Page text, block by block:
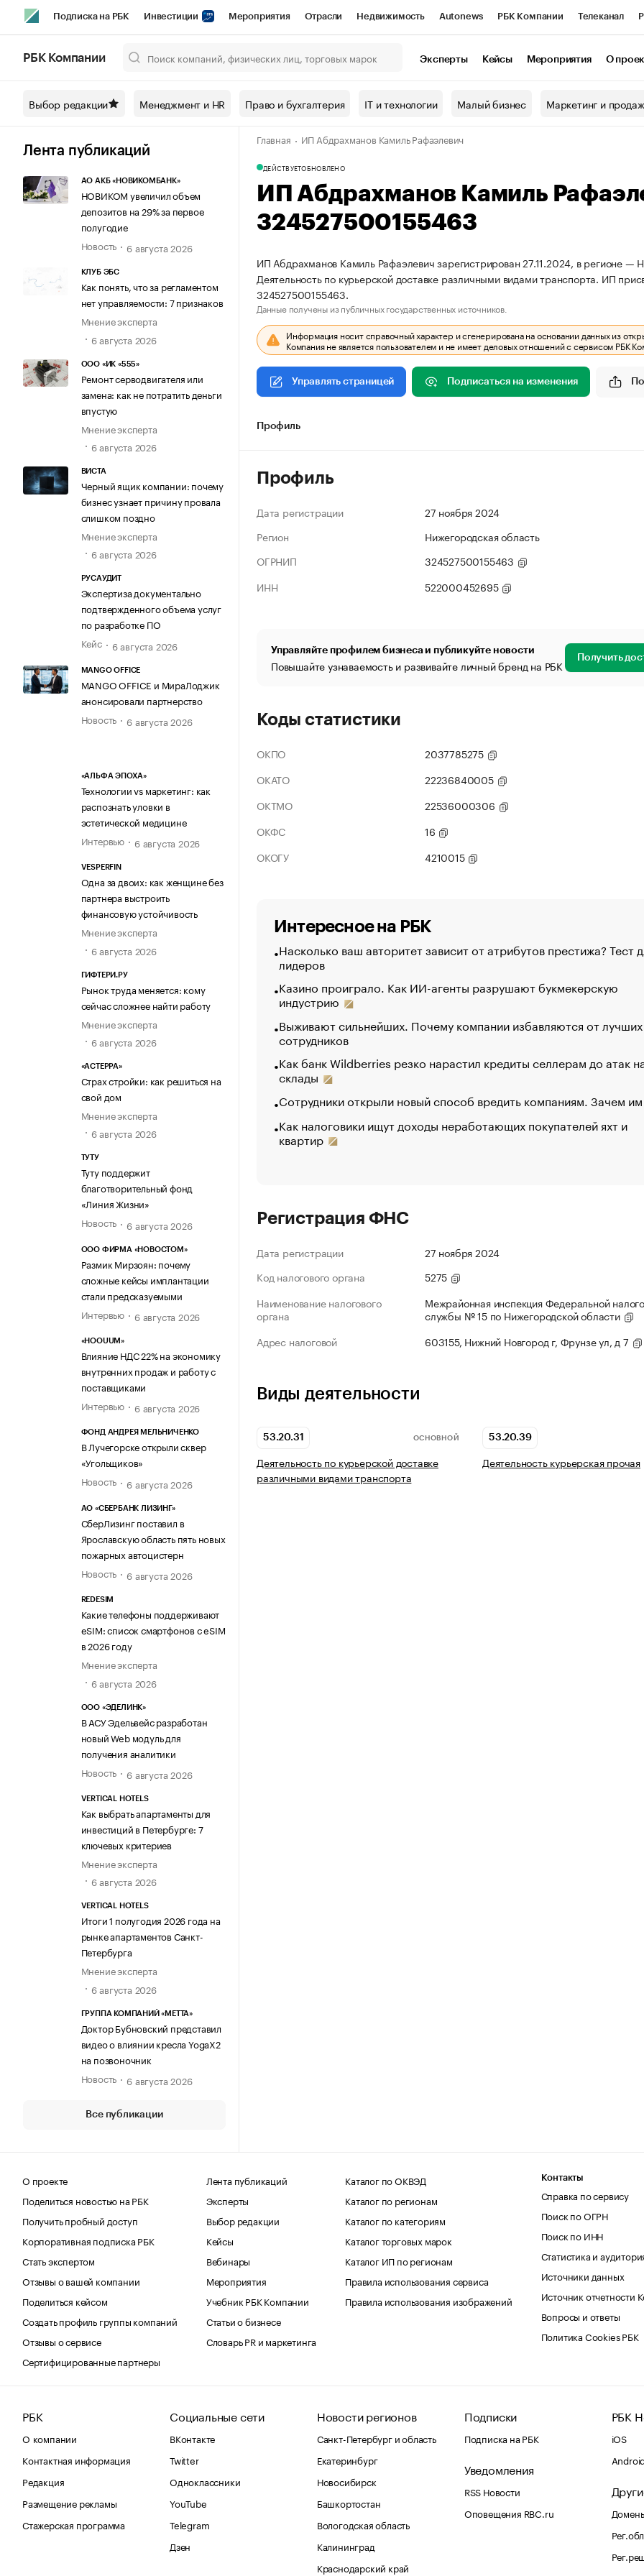
Подписка на РБК Инвестиции Мероприятия Отрасли Недвижимость Autonews РБК Компании Телеканал
Спецпроекты СПб Конференции СПб Спецпроекты Проверка контрагентов
Технологии и медиа Рынок наличной валюты
РБК Компании Эксперты Кейсы Мероприятия О
Выбор редакции Менеджмент и HR Право и бухгалтерия IT и технологии Малый бизнес Маркетинг и
Лента публикаций
АО АКБ «НОВИКОМБАНК»
НОВИКОМ увеличил объем
депозитов на 29% за первое
полугодие
Новость
6 августа 2026
КЛУБ ЭБС
Как понять, что за регламентом
нет управляемости: 7 признаков
Мнение эксперта
6 августа 2026
ООО «ИК «555»
Ремонт серводвигателя или
замена: как не потратить деньги
впустую
Мнение эксперта
6 августа 2026
ВИСТА
Черный ящик компании: почему
бизнес узнает причину провала
слишком поздно
Мнение эксперта
6 августа 2026
РУСАУДИТ
Экспертиза документально
подтвержденного объема услуг
по разработке ПО
Кейс
6 августа 2026
MANGO OFFICE
MANGO OFFICE и МираЛоджик
анонсировали партнерство
Новость
6 августа 2026
«АЛЬФА ЭПОХА»
Технологии vs маркетинг: как
распознать уловки в
эстетической медицине
Интервью
6 августа 2026
VESPERFIN
Одна за двоих: как женщине без
партнера выстроить
финансовую устойчивость
Мнение эксперта
6 августа 2026
ГИФТЕРИ.РУ
Рынок труда меняется: кому
сейчас сложнее найти работу
Мнение эксперта
6 августа 2026
«АСТЕРРА»
Страх стройки: как решиться на
свой дом
Мнение эксперта
6 августа 2026
ТУТУ
Туту поддержит
благотворительный фонд
«Линия Жизни»
Новость
6 августа 2026
ООО ФИРМА «НОВОСТОМ»
Размик Мирзоян: почему
сложные кейсы имплантации
стали предсказуемыми
Интервью
6 августа 2026
«HOOUUM»
Влияние НДС 22% на экономику
внутренних продаж и работу с
поставщиками
Интервью
6 августа 2026
ФОНД АНДРЕЯ МЕЛЬНИЧЕНКО
В Лучегорске открыли сквер
«Угольщиков»
Новость
6 августа 2026
АО «СБЕРБАНК ЛИЗИНГ»
СберЛизинг поставил в
Ярославскую область пять новых
пожарных автоцистерн
Новость
6 августа 2026
REDESIM
Какие телефоны поддерживают
eSIM: список смартфонов с eSIM
в 2026 году
Мнение эксперта
6 августа 2026
ООО «ЭДЕЛИНК»
В АСУ Эдельвейс разработан
новый Web модуль для
получения аналитики
Новость
6 августа 2026
VERTICAL HOTELS
Как выбрать апартаменты для
инвестиций в Петербурге: 7
ключевых критериев
Мнение эксперта
6 августа 2026
VERTICAL HOTELS
Итоги 1 полугодия 2026 года на
рынке апартаментов Санкт-
Петербурга
Мнение эксперта
6 августа 2026
ГРУППА КОМПАНИЙ «МЕТТА»
Доктор Бубновский представил
видео о влиянии кресла YogaX2
на позвоночник
Новость
6 августа 2026
Все публикации
Главная ИП Абдрахманов Камиль Рафаэлевич
ДЕЙСТВУЕТОБНОВЛЕНО
ИП Абдрахманов Камиль
324527500155463
ИП Абдрахманов Камиль Рафаэлевич зарегистрирован 27.11.2024, в регионе —
Деятельность по курьерской доставке различными видами транспорта. ИП
324527500155463.
Данные получены из публичных государственных источников.
Информация носит справочный характер и сгенерирована на основании данных из
Компания не является пользователем и не имеет деловых отношений с сервисом РБК
Управлять страницей Подписаться на изменения
Профиль
Профиль
Дата регистрации
27 ноября 2024
Регион
Нижегородская область
ОГРНИП
324527500155463
ИНН
522000452695
Управляйте профилем бизнеса и публикуйте новости
Повышайте узнаваемость и развивайте личный бренд на РБК Получить
Коды статистики
ОКПО
2037785275
ОКАТО
22236840005
ОКТМО
22536000306
ОКФС
16
ОКОГУ
4210015
Интересное на РБК
Насколько ваш авторитет зависит от атрибутов престижа? Тест
лидеров
Казино проиграло. Как ИИ-агенты разрушают букмекерскую
индустрию
Выживают сильнейших. Почему компании избавляются от лучших
сотрудников
Как банк Wildberries резко нарастил кредиты селлерам до атак
склады
Сотрудники открыли новый способ вредить компаниям. Зачем
Как налоговики ищут доходы неработающих покупателей яхт и
квартир
Регистрация ФНС
Дата регистрации
27 ноября 2024
Код налогового органа
5275
Наименование налогового
органа
Межрайонная инспекция Федеральной
службы № 15 по Нижегородской области
Адрес налоговой
603155, Нижний Новгород г, Фрунзе ул, д 7
Виды деятельности
53.20.31 ОСНОВНОЙ
Деятельность по курьерской доставке
различными видами транспорта
53.20.39
Деятельность курьерская прочая
О проекте
Поделиться новостью на РБК
Получить пробный доступ
Корпоративная подписка РБК
Стать экспертом
Отзывы о вашей компании
Поделиться кейсом
Создать профиль группы компаний
Отзывы о сервисе
Сертифицированные партнеры
Лента публикаций
Эксперты
Выбор редакции
Кейсы
Вебинары
Мероприятия
Учебник РБК Компании
Статьи о бизнесе
Словарь PR и маркетинга
Каталог по ОКВЭД
Каталог по регионам
Каталог по категориям
Каталог торговых марок
Каталог ИП по регионам
Правила использования сервиса
Правила использования изображений
Контакты
Справка по сервису
Поиск по ОГРН
Поиск по ИНН
Статистика и
Источники данных
Источник отчетности
Вопросы и ответы
Политика Cookies РБК
РБК
О компании
Контактная информация
Редакция
Размещение рекламы
Стажерская программа
Социальные сети
ВКонтакте
Twitter
Одноклассники
YouTube
Telegram
Дзен
Новости регионов
Санкт-Петербург и область
Екатеринбург
Новосибирск
Башкортостан
Вологодская область
Калининград
Краснодарский край
Подписки
Подписка на РБК
Уведомления
RSS Новости
Оповещения RBC.ru
РБК
iOS